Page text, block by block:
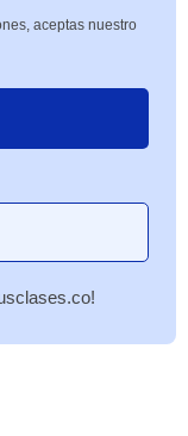
aceptas nuestro